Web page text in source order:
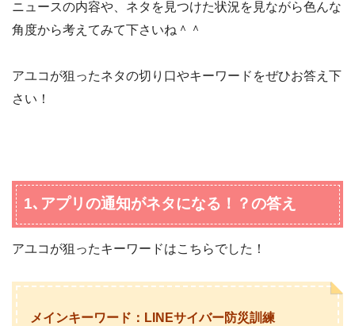
ニュースの内容や、ネタを見つけた状況を見ながら色んな
角度から考えてみて下さいね＾＾
アユコが狙ったネタの切り口やキーワードをぜひお答え下
さい！
1､アプリの通知がネタになる！？の答え
アユコが狙ったキーワードはこちらでした！
メインキーワード：LINEサイバー防災訓練